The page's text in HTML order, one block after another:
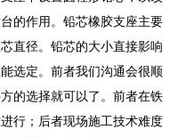
的作用。铅芯橡胶支座主要
直径。铅芯的大小直接影响
选定。前者我们沟通会很顺
的选择就可以了。前者在铁
行；后者现场施工技术难度